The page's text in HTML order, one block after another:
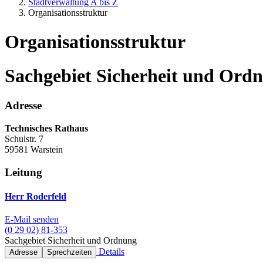
Stadtverwaltung A bis Z
Organisationsstruktur
Organisationsstruktur
Sachgebiet Sicherheit und
Adresse
Technisches Rathaus
Schulstr. 7
59581 Warstein
Leitung
Herr Roderfeld
E-Mail senden
(0 29 02) 81-353
Sachgebiet Sicherheit und Ordnung
Adresse Sprechzeiten Details